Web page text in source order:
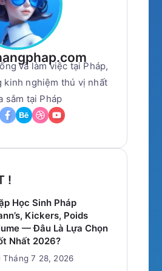
và làm việc tại Pháp,
kinh nghiệm thú vị nhất
sắm tại Pháp
!
Học Sinh Pháp
Kickers, Poids
— Đâu Là Lựa Chọn
Nhất 2026?
Tháng 7 28, 2026